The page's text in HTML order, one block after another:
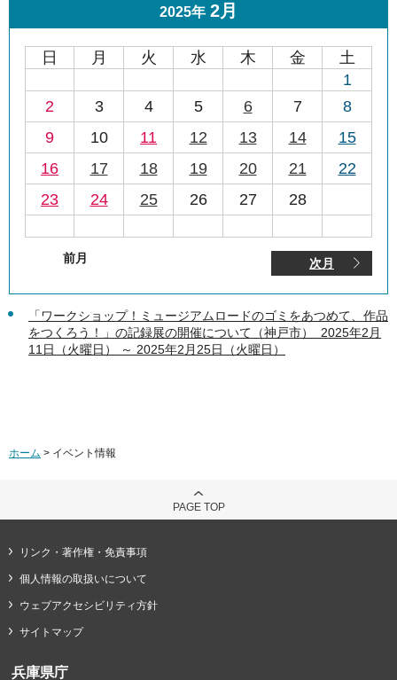
2025年 2月
日 月 火 水 木 金
土
1
2
3 4 5 6 7
8
9
10 11 12 13 14
15
16
17 18 19 20 21
22
23
24 25 26 27 28
前月 次月
「ワークショップ！ミュージアムロードのゴミをあつめて、作品
をつくろう！」の記録展の開催について（神戸市） 2025年2月
11日（火曜日） ～ 2025年2月25日（火曜日）
ホーム > イベント情報
PAGE TOP
リンク・著作権・免責事項
個人情報の取扱いについて
ウェブアクセシビリティ方針
サイトマップ
兵庫県庁